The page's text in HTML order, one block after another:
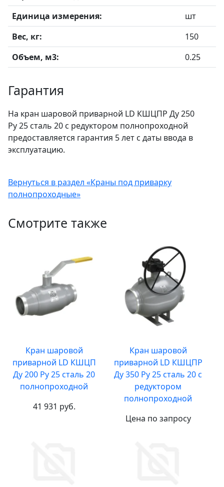
Единица измерения:
шт
Вес, кг:
150
Объем, м3:
0.25
Гарантия
На кран шаровой приварной LD КШЦПР Ду 250
Ру 25 сталь 20 с редуктором полнопроходной
предоставляется гарантия 5 лет с даты ввода в
эксплуатацию.
Вернуться в раздел «Краны под приварку
полнопроходные»
Смотрите также
Кран шаровой
приварной LD КШЦП
Ду 200 Ру 25 сталь 20
полнопроходной
41 931 руб.
Кран шаровой
приварной LD КШЦПР
Ду 350 Ру 25 сталь 20 с
редуктором
полнопроходной
Цена по запросу